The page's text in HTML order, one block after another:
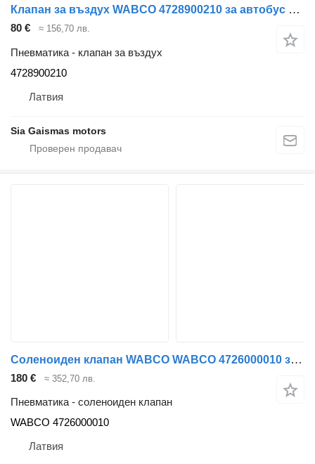
Клапан за въздух WABCO 4728900210 за автобус Mercedes-Benz
80 € ≈ 156,70 лв.
Пневматика - клапан за въздух
4728900210
Латвия
Sia Gaismas motors
Соленоиден клапан WABCO WABCO 4726000010 за автобус Mercedes-Benz 0404
180 € ≈ 352,70 лв.
Пневматика - соленоиден клапан
WABCO 4726000010
Латвия